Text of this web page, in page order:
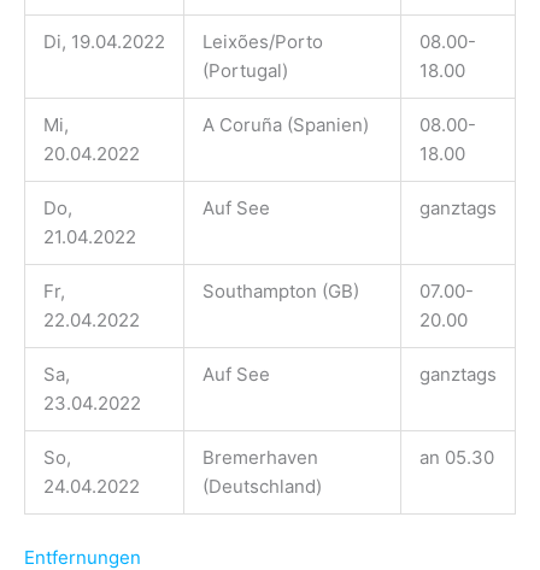
Di, 19.04.2022
Leixões/Porto
(Portugal)
08.00-
18.00
Mi,
20.04.2022
A Coruña (Spanien)
08.00-
18.00
Do,
21.04.2022
Auf See ganztags
Fr,
22.04.2022
Southampton (GB)
07.00-
20.00
Sa,
23.04.2022
Auf See ganztags
So,
24.04.2022
Bremerhaven
(Deutschland)
an 05.30
Entfernungen